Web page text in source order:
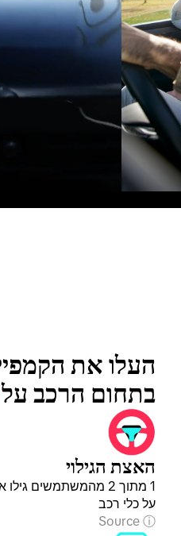
בתחום הרכב על
האצת הגילוי
על כלי רכב
Source